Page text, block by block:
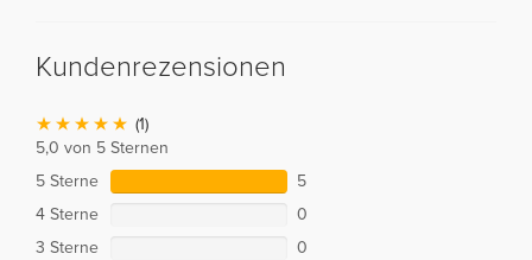
Kundenrezensionen
(1)
5,0 von 5 Sternen
5 Sterne
5
4 Sterne
0
3 Sterne
0